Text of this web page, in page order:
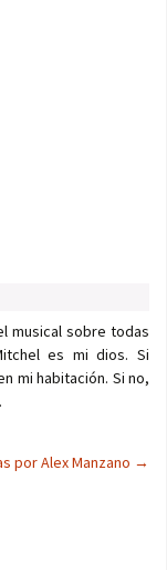
musical sobre todas
es mi dios. Si
mi habitación. Si no,
por Alex Manzano →